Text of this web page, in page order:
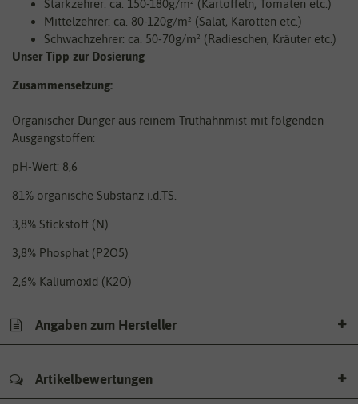
Starkzehrer: ca. 150-180g/m² (Kartoffeln, Tomaten etc.)
Mittelzehrer: ca. 80-120g/m² (Salat, Karotten etc.)
Schwachzehrer: ca. 50-70g/m² (Radieschen, Kräuter etc.)
Unser Tipp zur Dosierung
Zusammensetzung:
Organischer Dünger aus reinem Truthahnmist mit folgenden
Ausgangstoffen:
pH-Wert: 8,6
81% organische Substanz i.d.TS.
3,8% Stickstoff (N)
3,8% Phosphat (P2O5)
2,6% Kaliumoxid (K2O)
Angaben zum Hersteller
Artikelbewertungen